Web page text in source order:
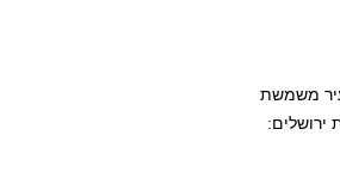
איש. העיר משמשת
את ירושלים: